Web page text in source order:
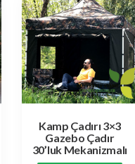
Kamp Çadırı 3×3
Gazebo Çadır
30’luk Mekanizmalı